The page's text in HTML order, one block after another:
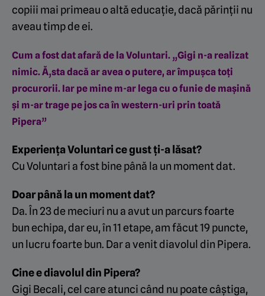
copiii mai primeau o altă educație, dacă părinții nu
aveau timp de ei.
Cum a fost dat afară de la Voluntari. „Gigi n-a realizat
nimic. Ă‚sta dacă ar avea o putere, ar împușca toți
procurorii. Iar pe mine m-ar lega cu o funie de mașină
și m-ar trage pe jos ca în western-uri prin toată
Pipera”
Experiența Voluntari ce gust ți-a lăsat?
Cu Voluntari a fost bine până la un moment dat.
Doar până la un moment dat?
Da. În 23 de meciuri nu a avut un parcurs foarte
bun echipa, dar eu, în 11 etape, am făcut 19 puncte,
un lucru foarte bun. Dar a venit diavolul din Pipera.
Cine e diavolul din Pipera?
Gigi Becali, cel care atunci când nu poate câștiga,